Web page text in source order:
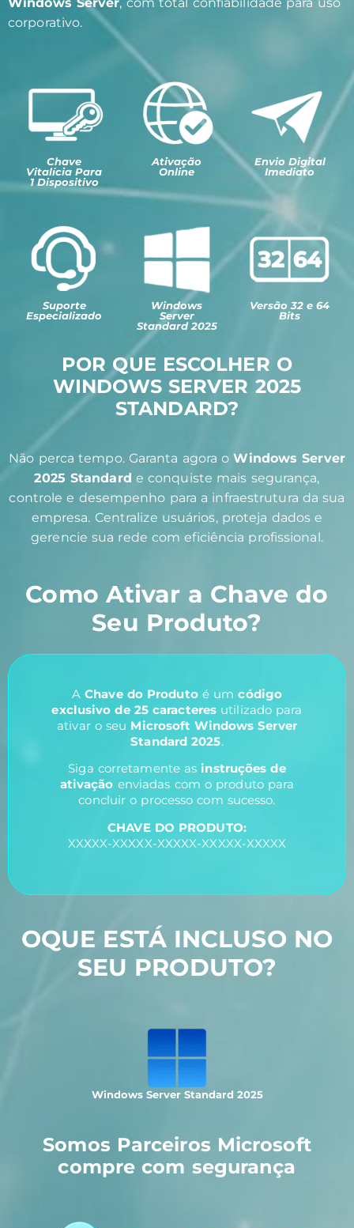
corporativo.
Chave
Vitalícia Para
1 Dispositivo
Ativação
Online
Envio Digital
Imediato
Suporte
Especializado
Windows
Server
Standard 2025
Versão 32 e 64
Bits
POR QUE ESCOLHER O
WINDOWS SERVER 2025
STANDARD?
Não perca tempo. Garanta agora oWindows Server
2025 Standard e conquiste mais segurança,
controle e desempenho para a infraestrutura da sua
empresa. Centralize usuários, proteja dados e
gerencie sua rede com eficiência profissional.
Como Ativar a Chave do
Seu Produto?
AChave do Produtoé umcódigo
exclusivo de 25 caracteres utilizado para
ativar o seu Microsoft Windows Server
Standard 2025.
Siga corretamente asinstruções de
ativação enviadas com o produto para
concluir o processo com sucesso.
CHAVE DO PRODUTO:
XXXXX-XXXXX-XXXXX-XXXXX-XXXXX
OQUE ESTÁ INCLUSO NO
SEU PRODUTO?
Windows Server Standard 2025
Somos Parceiros Microsoft
compre com segurança